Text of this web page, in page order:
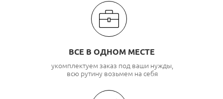
ВСЕ В ОДНОМ МЕСТЕ
укомплектуем заказ под ваши нужды,
всю рутину возьмем на себя